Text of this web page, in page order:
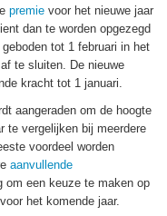
premie voor het nieuwe jaar
dan te worden opgezegd
tot 1 februari in het
te sluiten. De nieuwe
kracht tot 1 januari.
aangeraden om de hoogte
te vergelijken bij meerdere
voordeel worden
aanvullende
om een keuze te maken op
het komende jaar.